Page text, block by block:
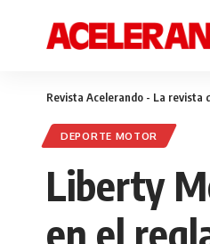
Revista Acelerando - La revista
DEPORTE MOTOR
Liberty
en el